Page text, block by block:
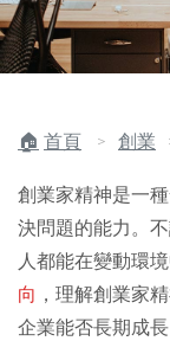
首頁 ＞ 創業
創業家精神是一
決問題的能力。
人都能在變動環
向 ，理解創業家
企業能否長期成